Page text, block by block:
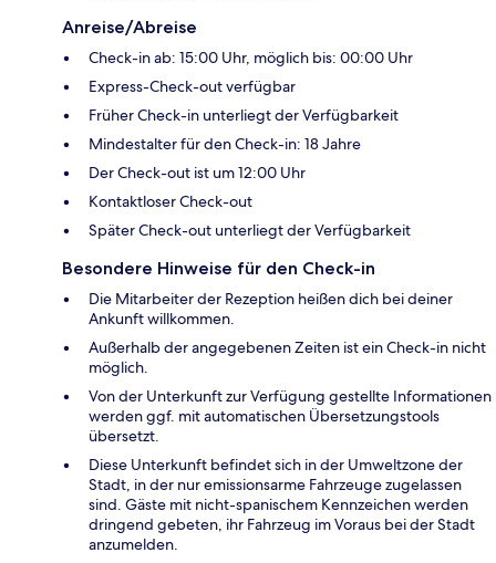
Anreise/Abreise
Check-in ab: 15:00 Uhr, möglich bis: 00:00 Uhr
Express-Check-out verfügbar
Früher Check-in unterliegt der Verfügbarkeit
Mindestalter für den Check-in: 18 Jahre
Der Check-out ist um 12:00 Uhr
Kontaktloser Check-out
Später Check-out unterliegt der Verfügbarkeit
Besondere Hinweise für den Check-in
Die Mitarbeiter der Rezeption heißen dich bei deiner
Ankunft willkommen.
Außerhalb der angegebenen Zeiten ist ein Check-in nicht
möglich.
Von der Unterkunft zur Verfügung gestellte Informationen
werden ggf. mit automatischen Übersetzungstools
übersetzt.
Diese Unterkunft befindet sich in der Umweltzone der
Stadt, in der nur emissionsarme Fahrzeuge zugelassen
sind. Gäste mit nicht-spanischem Kennzeichen werden
dringend gebeten, ihr Fahrzeug im Voraus bei der Stadt
anzumelden.